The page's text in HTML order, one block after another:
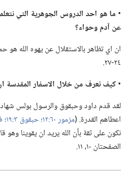
‏• ما هو احد الدروس الجوهرية التي
عن آدم وحواء؟‏
٢٤-‏٢٧.‏
‏•كيف نعرف من خلال الاسفار المقدسة
لقد قدم داود وحبقوق والرسول بولس
اعطاهم القدرة.‏ (‏مزمور ٦٠:‏١٢؛‏ حبقوق ٣:‏١٩؛‏
الصفحتان ١٠،‏ ١١.‏